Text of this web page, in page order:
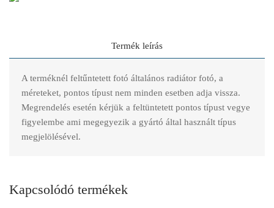
Termék leírás
A terméknél feltűntetett fotó általános radiátor fotó, a
méreteket, pontos típust nem minden esetben adja vissza.
Megrendelés esetén kérjük a feltüntetett pontos típust vegye
figyelembe ami megegyezik a gyártó által használt típus
megjelölésével.
Kapcsolódó termékek